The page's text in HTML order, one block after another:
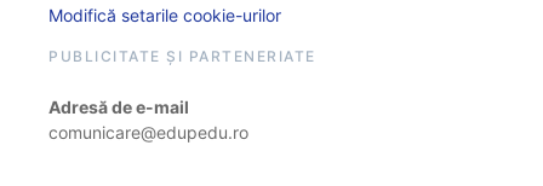
Modifică setarile cookie-urilor
PUBLICITATE ȘI PARTENERIATE
Adresă de e-mail
comunicare@edupedu.ro